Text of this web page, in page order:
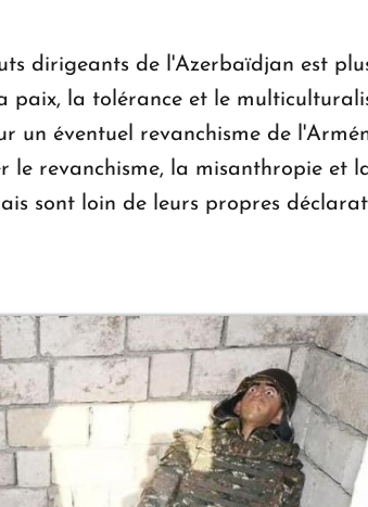
dirigeants de l'Azerbaïdjan est
paix, la tolérance et le
un éventuel revanchisme de
le revanchisme, la misanthropie et
sont loin de leurs propres